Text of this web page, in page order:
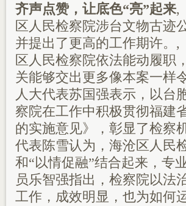
齐声点赞，让底色“亮”起来,
区人民检察院涉台文物古迹
并提出了更高的工作期许
区人民检察院依法能动履职
关能够交出更多像本案一
人大代表苏国强表示，以台
察院在工作中积极贯彻福建
的实施意见》，彰显了检
代表陈雪认为，海沧区人民
和“以情促融”结合起来，
员乐智强指出，检察院以法
工作，成效明显，也为如何